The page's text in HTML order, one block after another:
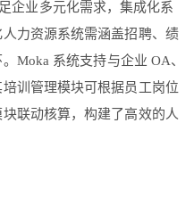
企业多元化需求，集成化系
力资源系统需涵盖招聘、绩
Moka 系统支持与企业 OA、
训管理模块可根据员工岗位
联动核算，构建了高效的人